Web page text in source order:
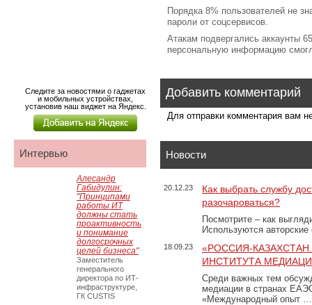
Порядка 8% пользователей не
пароли от соцсервисов.
Атакам подвергались аккаунты
персональную информацию
Добавить комментарий
Для отправки комментария вам
Новости
20.12.23
Как выбрать службу
разочароваться?
Посмотрите – как
Используются
18.09.23
«РОССИЯ-
ИНСТИТУТА
Среди важных тем
медиации в странах
«Международный опыт …
Следите за новостями о гаджетах
и мобильных устройствах,
установив наш виджет на Яндекс.
Интервью
Алесандр
Габидулин:
"Принципами
работы ИТ
должны стать
проактивность
и понимание
долгосрочных
целей бизнеса"
Заместитель
генерального
директора по ИТ-
инфраструктуре,
ГК CUSTIS